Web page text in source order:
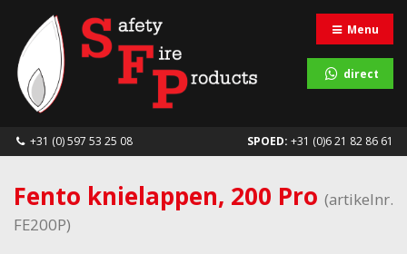
Menu
direct
+31 (0) 597 53 25 08 SPOED: +31 (0)6 21 82 86 61
Fento knielappen, 200 Pro (artikelnr.
FE200P)